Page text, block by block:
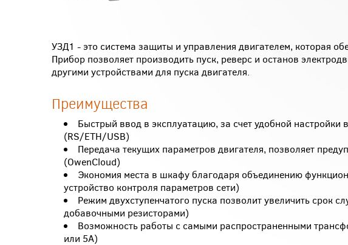
УЗД1 - это система защиты и управления двигателем, которая
Прибор позволяет производить пуск, реверс и останов
другими устройствами для пуска двигателя.
Преимущества
Быстрый ввод в эксплуатацию, за счет удобной
(RS/ETH/USB)
Передача текущих параметров двигателя, позволяет
(OwenCloud)
Экономия места в шкафу благодаря объединению
устройство контроля параметров сети)
Режим двухступенчатого пуска позволит увеличить срок
добавочными резисторами)
Возможность работы с самыми распространенными
или 5А)